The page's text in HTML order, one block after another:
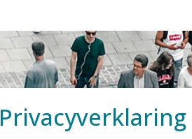
Privacyverklaring